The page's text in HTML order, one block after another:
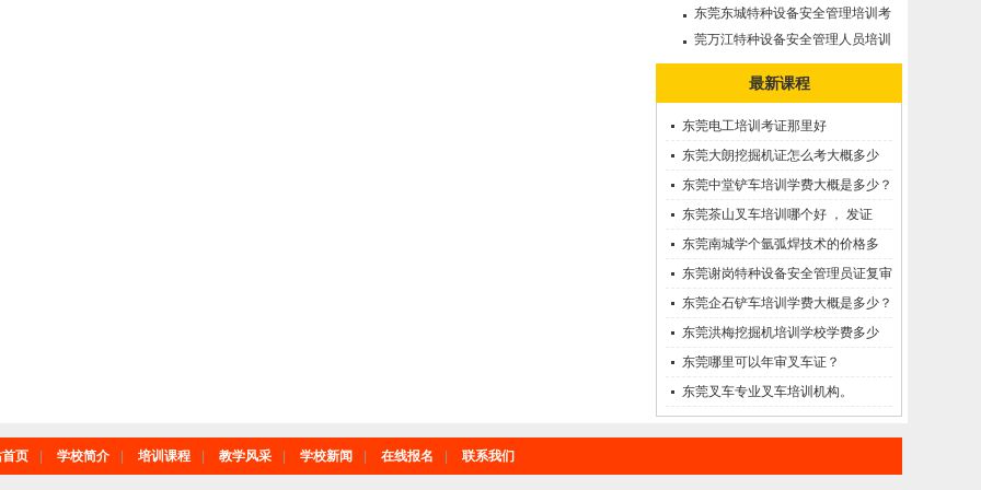
审需要多久?
东莞东城特种设备安全管理培训考
证哪里考？
莞万江特种设备安全管理人员培训
考证--A证
最新课程
东莞电工培训考证那里好
东莞大朗挖掘机证怎么考大概多少
钱?在哪里报名？
东莞中堂铲车培训学费大概是多少？
东莞茶山叉车培训哪个好 ， 发证
快！
东莞南城学个氩弧焊技术的价格多
少？
东莞谢岗特种设备安全管理员证复审
需要多久?
东莞企石铲车培训学费大概是多少？
东莞洪梅挖掘机培训学校学费多少
钱?
东莞哪里可以年审叉车证？
东莞叉车专业叉车培训机构。
页 学校简介 培训课程 教学风采 学校新闻 在线报名 联系我们